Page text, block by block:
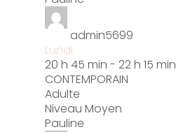
admin5699
Lundi
20 h 45 min - 22 h 15 min
CONTEMPORAIN
Adulte
Niveau Moyen
Pauline